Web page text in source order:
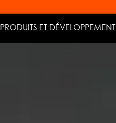
PRODUITS ET DÉVELOPPEMENT